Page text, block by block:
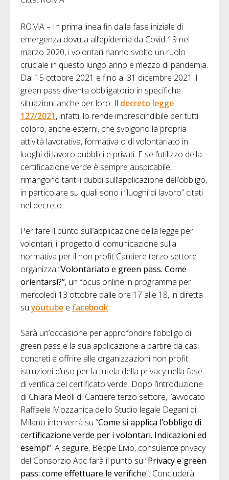
ROMA – In prima linea fin dalla fase iniziale di
emergenza dovuta all’epidemia da Covid-19 nel
marzo 2020, i volontari hanno svolto un ruolo
cruciale in questo lungo anno e mezzo di pandemia.
Dal 15 ottobre 2021 e fino al 31 dicembre 2021 il
green pass diventa obbligatorio in specifiche
situazioni anche per loro. Il decreto legge
127/2021, infatti, lo rende imprescindibile per tutti
coloro, anche esterni, che svolgono la propria
attività lavorativa, formativa o di volontariato in
luoghi di lavoro pubblici e privati. E se l’utilizzo della
certificazione verde è sempre auspicabile,
rimangono tanti i dubbi sull’applicazione dell’obbligo,
in particolare su quali sono i “luoghi di lavoro” citati
nel decreto.
Per fare il punto sull’applicazione della legge per i
volontari, il progetto di comunicazione sulla
normativa per il non profit Cantiere terzo settore
organizza “Volontariato e green pass. Come
orientarsi?”, un focus online in programma per
mercoledì 13 ottobre dalle ore 17 alle 18, in diretta
su youtube e facebook.
Sarà un’occasione per approfondire l’obbligo di
green pass e la sua applicazione a partire da casi
concreti e offrire alle organizzazioni non profit
istruzioni d’uso per la tutela della privacy nella fase
di verifica del certificato verde. Dopo l’introduzione
di Chiara Meoli di Cantiere terzo settore, l’avvocato
Raffaele Mozzanica dello Studio legale Degani di
Milano interverrà su “Come si applica l’obbligo di
certificazione verde per i volontari. Indicazioni ed
esempi”. A seguire, Beppe Livio, consulente privacy
del Consorzio Abc farà il punto su “Privacy e green
pass: come effettuare le verifiche”. Concluderà